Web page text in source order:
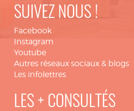
SUIVEZ NOUS !
Facebook
Instagram
Youtube
Autres réseaux sociaux & blogs
Les infolettres
LES + CONSULTÉS